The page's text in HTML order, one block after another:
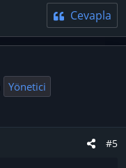
Cevapla
Yönetici
#5